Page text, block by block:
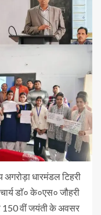
अगरोड़ा धारमंडल टिहरी
डा‌ॅ० के०एस० जौहरी
150 वीं जयंती के अवसर